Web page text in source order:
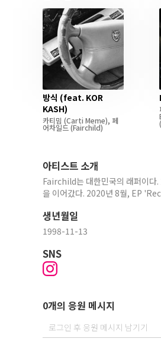
방식 (feat. KOR
KASH)
카티밈 (Carti Meme), 페
어차일드 (Fairchild)
아티스트 소개
Fairchild는 대한민국의 래퍼이
을 이어갔다. 2020년 8월, EP
생년월일
1998-11-13
SNS
0개의 응원 메시지